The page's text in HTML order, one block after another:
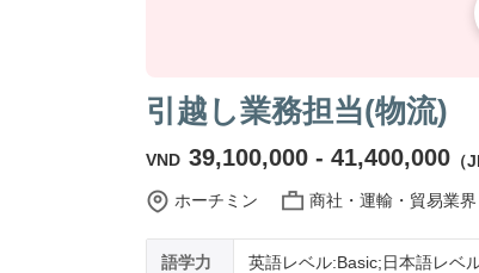
引越し業務担当(物流)
VND 39,100,000 - 41,400,000
ホーチミン 商社・運輸・貿易業界
語学力 英語レベル:Basic;日本語レベ